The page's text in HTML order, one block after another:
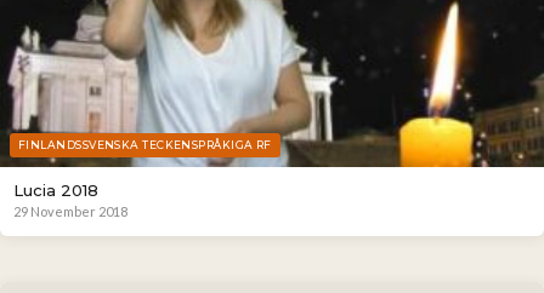
FINLANDSSVENSKA TECKENSPRÅKIGA RF
Lucia 2018
29 November 2018